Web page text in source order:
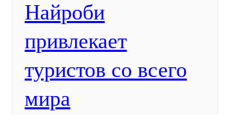
Найроби
привлекает
туристов со всего
мира